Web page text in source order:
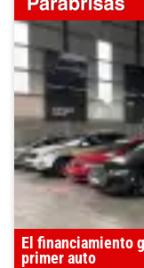
El financiamiento
primer auto